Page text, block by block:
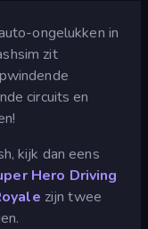
ongelukken in
zit
circuits en
kijk dan eens
Hero Driving
zijn twee